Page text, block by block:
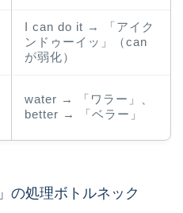
I can do it → 「アイク
ンドゥーイッ」（can
が弱化）
water → 「ワラー」、
better → 「ベラー」
の処理ボトルネック